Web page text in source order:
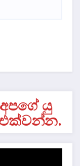
යු
එක්වන්න.